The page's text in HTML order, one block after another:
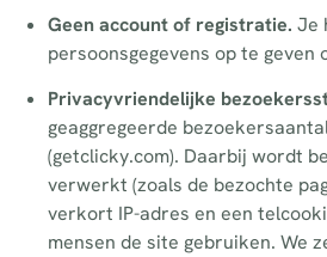
Geen account of registratie. Je
persoonsgegevens op te geven
Privacyvriendelijke
geaggregeerde
(getclicky.com). Daarbij wordt
verwerkt (zoals de bezochte
verkort IP-adres en een
mensen de site gebruiken. We